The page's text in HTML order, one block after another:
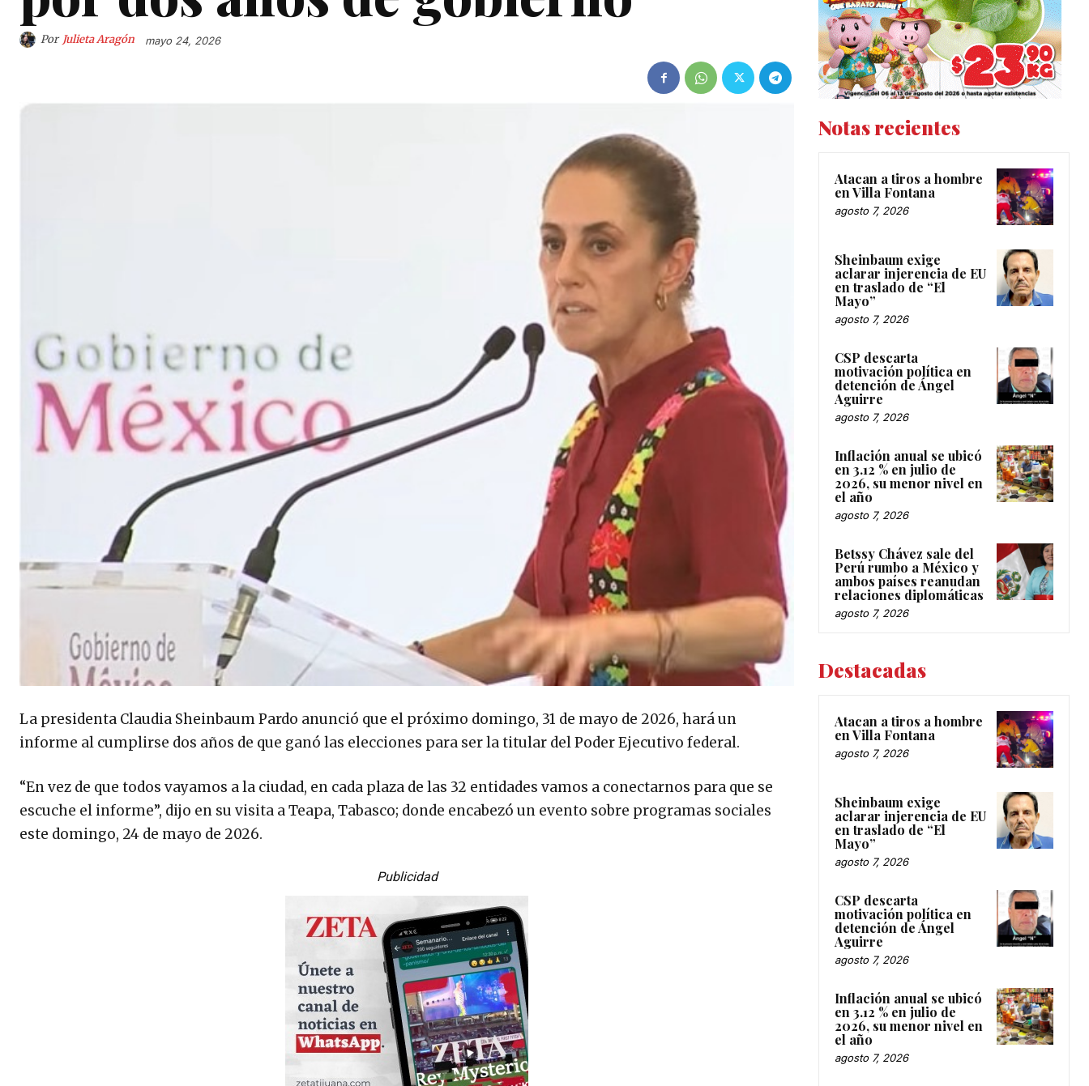
Por Julieta Aragón mayo 24, 2026
La presidenta Claudia Sheinbaum Pardo anunció que el próximo domingo, 31 de mayo de 2026, hará un
informe al cumplirse dos años de que ganó las elecciones para ser la titular del Poder Ejecutivo federal.
“En vez de que todos vayamos a la ciudad, en cada plaza de las 32 entidades vamos a conectarnos para que se
escuche el informe”, dijo en su visita a Teapa, Tabasco; donde encabezó un evento sobre programas sociales
este domingo, 24 de mayo de 2026.
Publicidad
Notas recientes
Atacan a tiros a hombre
en Villa Fontana
agosto 7, 2026
Sheinbaum exige
aclarar injerencia de EU
en traslado de “El
Mayo”
agosto 7, 2026
CSP descarta
motivación política en
detención de Ángel
Aguirre
agosto 7, 2026
Inflación anual se ubicó
en 3.12 % en julio de
2026, su menor nivel en
el año
agosto 7, 2026
Betssy Chávez sale del
Perú rumbo a México y
ambos países reanudan
relaciones diplomáticas
agosto 7, 2026
Destacadas
Atacan a tiros a hombre
en Villa Fontana
agosto 7, 2026
Sheinbaum exige
aclarar injerencia de EU
en traslado de “El
Mayo”
agosto 7, 2026
CSP descarta
motivación política en
detención de Ángel
Aguirre
agosto 7, 2026
Inflación anual se ubicó
en 3.12 % en julio de
2026, su menor nivel en
el año
agosto 7, 2026